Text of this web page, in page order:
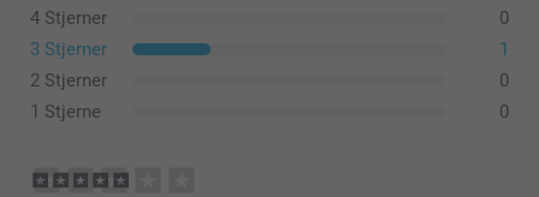
4 Stjerner
0
3 Stjerner
1
2 Stjerner
0
1 Stjerne
0